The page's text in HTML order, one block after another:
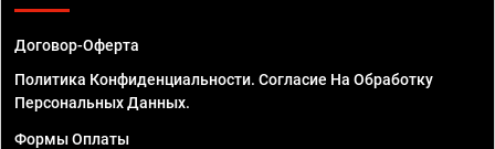
Договор-Оферта
Политика Конфиденциальности. Согласие На Обработку
Персональных Данных.
Формы Оплаты